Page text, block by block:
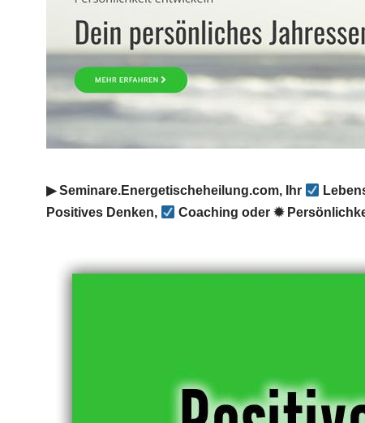
▶︎ Seminare.Energetischeheilung.com, Ihr
Positives Denken,
Coaching oder ✹